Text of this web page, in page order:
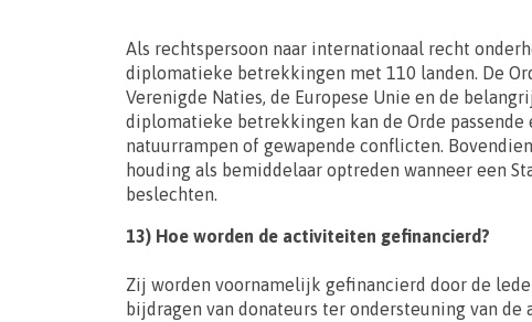
Als rechtspersoon naar internationaal recht
diplomatieke betrekkingen met 110 landen. De
Verenigde Naties, de Europese Unie en de
diplomatieke betrekkingen kan de Orde
natuurrampen of gewapende conflicten.
houding als bemiddelaar optreden wanneer een
beslechten.
13) Hoe worden de activiteiten gefinancierd?
Zij worden voornamelijk gefinancierd door de
bijdragen van donateurs ter ondersteuning van